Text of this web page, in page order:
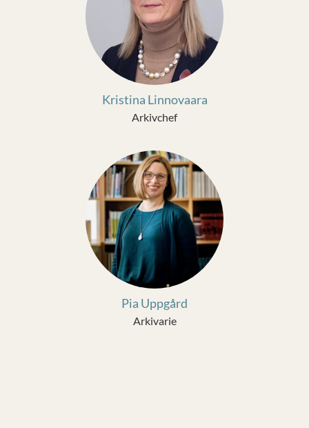
Kristina Linnovaara
Arkivchef
Pia Uppgård
Arkivarie